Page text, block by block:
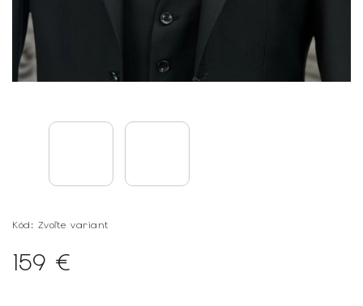
Kód: Zvoľte variant
159 €